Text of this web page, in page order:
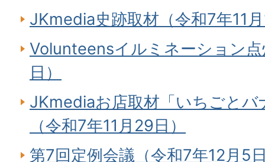
JKmedia史跡取材（令和7年11
Volunteensイルミネーション
日）
JKmediaお店取材「いちごと
（令和7年11月29日）
第7回定例会議（令和7年12月5